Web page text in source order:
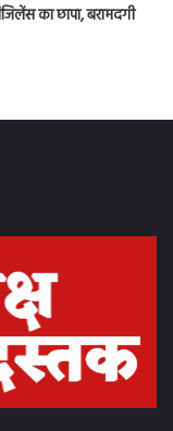
का छापा, बरामदगी